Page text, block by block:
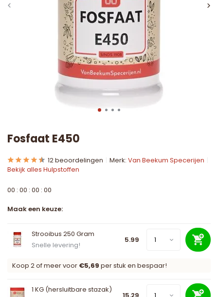
Fosfaat E450
12 beoordelingen Merk: Van Beekum Specerijen
Bekijk alles Hulpstoffen
00 : 00 : 00 : 00
Maak een keuze:
Strooibus 250 Gram
Snelle levering!
5.99
Koop 2 of meer voor €5,69 per stuk en bespaar!
1 KG (hersluitbare stazak)
15.29